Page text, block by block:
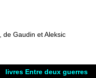
, de Gaudin et Aleksic
livres Entre deux guerres